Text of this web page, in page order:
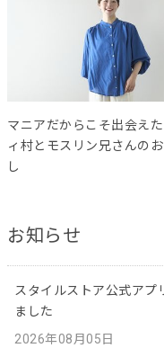
マニアだからこそ出会え
ィ村とモスリン兄さんの
し
お知らせ
スタイルストア公式アプ
ました
2026年08月05日